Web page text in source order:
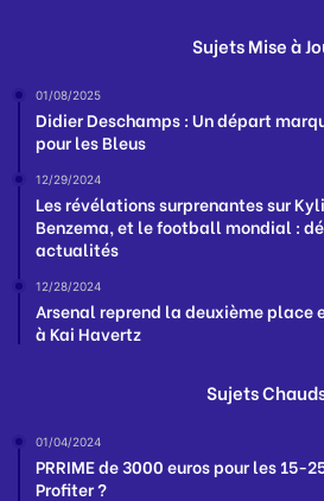
Sujets Mise à
01/08/2025
Didier Deschamps : Un départ
pour les Bleus
12/29/2024
Les révélations surprenantes sur
Benzema, et le football mondial :
actualités
12/28/2024
Arsenal reprend la deuxième place
à Kai Havertz
Sujets
01/04/2024
PRRIME de 3000 euros pour les 15-
Profiter ?